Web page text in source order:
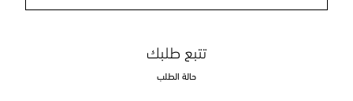
تتبع طلبك
حالة الطلب